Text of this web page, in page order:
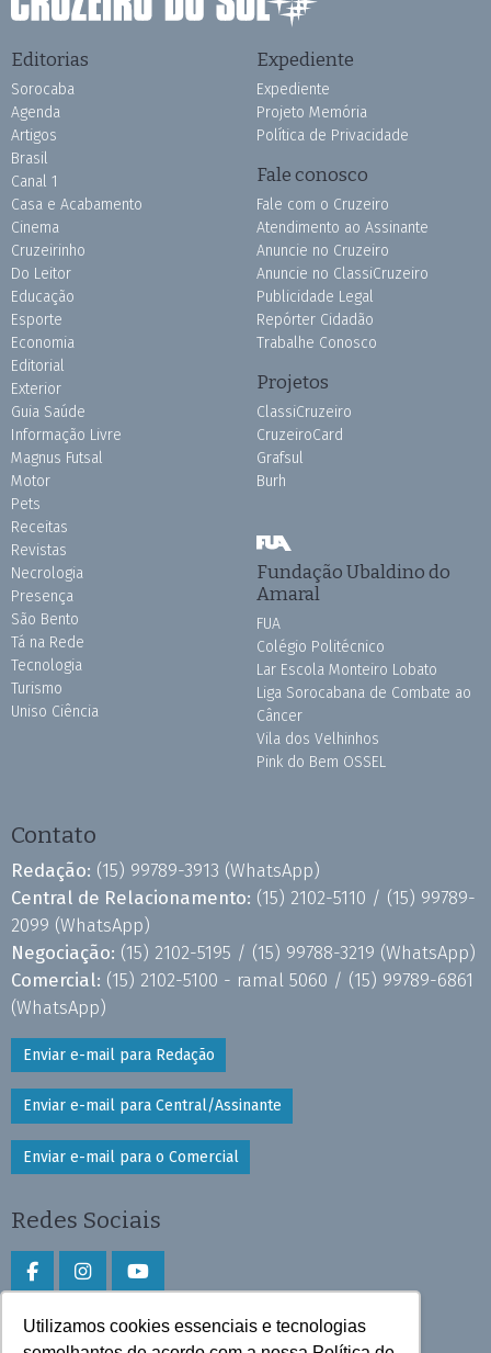
Utilizamos cookies essenciais e tecnologias
Editorias
Sorocaba
Agenda
Artigos
Brasil
Canal 1
Casa e Acabamento
Cinema
Cruzeirinho
Do Leitor
Educação
Esporte
Economia
Editorial
Exterior
Guia Saúde
Informação Livre
Magnus Futsal
Motor
Pets
Receitas
Revistas
Necrologia
Presença
São Bento
Tá na Rede
Tecnologia
Turismo
Uniso Ciência
Expediente
Expediente
Projeto Memória
Política de Privacidade
Fale conosco
Fale com o Cruzeiro
Atendimento ao Assinante
Anuncie no Cruzeiro
Anuncie no ClassiCruzeiro
Publicidade Legal
Repórter Cidadão
Trabalhe Conosco
Projetos
ClassiCruzeiro
CruzeiroCard
Grafsul
Burh
Fundação Ubaldino do
Amaral
FUA
Colégio Politécnico
Lar Escola Monteiro Lobato
Liga Sorocabana de Combate ao
Câncer
Vila dos Velhinhos
Pink do Bem OSSEL
Contato
Redação: (15) 99789-3913 (WhatsApp)
Central de Relacionamento: (15) 2102-5110 / (15) 99789-
2099 (WhatsApp)
Negociação: (15) 2102-5195 / (15) 99788-3219 (WhatsApp)
Comercial: (15) 2102-5100 - ramal 5060 / (15) 99789-6861
(WhatsApp)
Enviar e-mail para Redação
Enviar e-mail para Central/Assinante
Enviar e-mail para o Comercial
Redes Sociais
Faça download do aplicativo